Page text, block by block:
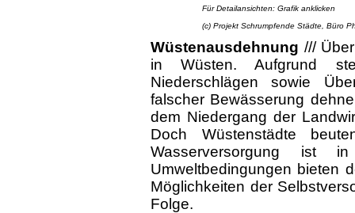
Für Detailansichten: Grafik anklicken
(c) Projekt Schrumpfende Städte, Büro
Wüstenausdehnung ///
in Wüsten. Aufgrund
Niederschlägen sowie
falscher Bewässerung
dem Niedergang der
Doch Wüstenstädte
Wasserversorgung ist
Umweltbedingungen bieten
Möglichkeiten der
Folge.